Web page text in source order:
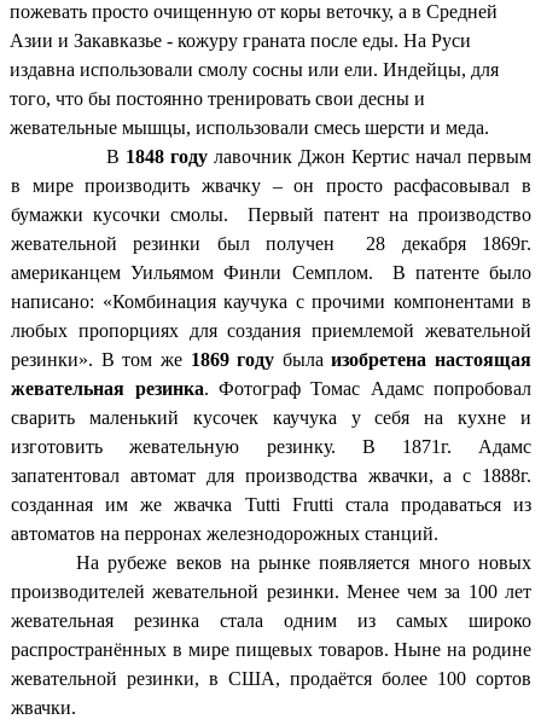
пожевать просто очищенную от коры веточку, а в Средней
Азии и Закавказье - кожуру граната после еды. На Руси
издавна использовали смолу сосны или ели. Индейцы, для
того, что бы постоянно тренировать свои десны и
жевательные мышцы, использовали смесь шерсти и меда.
В 1848 году лавочник Джон Кертис начал первым
в мире производить жвачку – он просто расфасовывал в
бумажки кусочки смолы. Первый патент на производство
жевательной резинки был получен 28 декабря 1869г.
американцем Уильямом Финли Семплом. В патенте было
написано: «Комбинация каучука с прочими компонентами в
любых пропорциях для создания приемлемой жевательной
резинки». В том же 1869 году былаизобретена настоящая
жевательная резинка. Фотограф Томас Адамс попробовал
сварить маленький кусочек каучука у себя на кухне и
изготовить жевательную резинку. В 1871г. Адамс
запатентовал автомат для производства жвачки, а с 1888г.
созданная им же жвачка Tutti Frutti стала продаваться из
автоматов на перронах железнодорожных станций.
На рубеже веков на рынке появляется много новых
производителей жевательной резинки. Менее чем за 100 лет
жевательная резинка стала одним из самых широко
распространённых в мире пищевых товаров. Ныне на родине
жевательной резинки, в США, продаётся более 100 сортов
жвачки.